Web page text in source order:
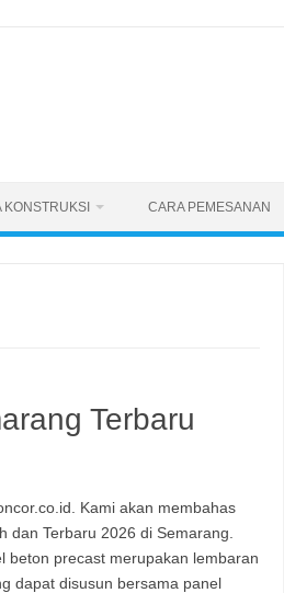
KONSTRUKSI CARA PEMESANAN
Terbaru
Kami akan membahas
dan Terbaru 2026 di Semarang.
beton precast merupakan lembaran
dapat disusun bersama panel